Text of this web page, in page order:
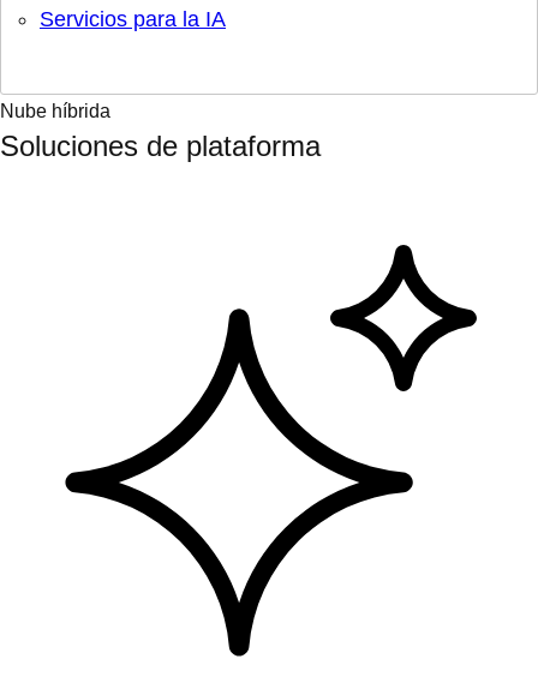
Servicios para la IA
Nube híbrida
Soluciones de plataforma